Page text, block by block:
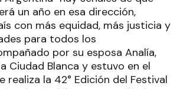
un año en esa dirección,
con más equidad, más justicia y
para todos los
por su esposa Analía,
Ciudad Blanca y estuvo en el
realiza la 42° Edición del Festival